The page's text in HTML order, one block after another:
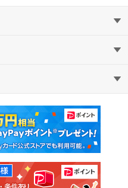
中古マンション
中古一戸建て
土地
教えて！住まいの先生